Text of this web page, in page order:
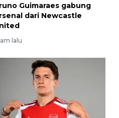
Guimaraes gabung
dari Newcastle
lalu